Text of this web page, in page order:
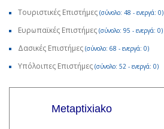
Τουριστικές Επιστήμες (σύνολο: 48 - ενεργά: 0)
Ευρωπαϊκές Επιστήμες (σύνολο: 95 - ενεργά: 0)
Δασικές Επιστήμες (σύνολο: 68 - ενεργά: 0)
Υπόλοιπες Επιστήμες (σύνολο: 52 - ενεργά: 0)